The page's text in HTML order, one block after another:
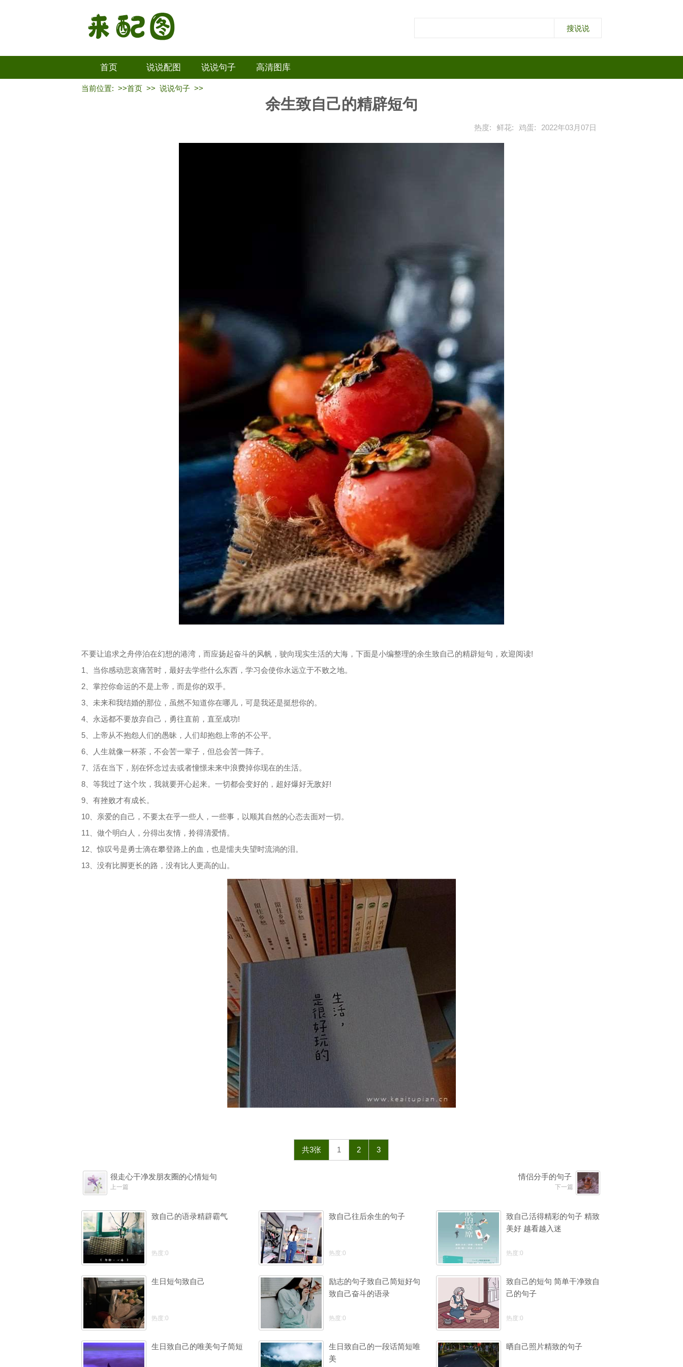
首页 说说配图 说说句子 高清图库
当前位置: >>首页 >> 说说句子 >>
余生致自己的精辟短句
热度: 鲜花: 鸡蛋: 2022年03月07日
不要让追求之舟停泊在幻想的港湾，而应扬起奋斗的风帆，驶向现实生活的大海，下面是小编整理的余生致自己的精辟短句，欢迎阅读!
1、当你感动悲哀痛苦时，最好去学些什么东西，学习会使你永远立于不败之地。
2、掌控你命运的不是上帝，而是你的双手。
3、未来和我结婚的那位，虽然不知道你在哪儿，可是我还是挺想你的。
4、永远都不要放弃自己，勇往直前，直至成功!
5、上帝从不抱怨人们的愚昧，人们却抱怨上帝的不公平。
6、人生就像一杯茶，不会苦一辈子，但总会苦一阵子。
7、活在当下，别在怀念过去或者憧憬未来中浪费掉你现在的生活。
8、等我过了这个坎，我就要开心起来。一切都会变好的，超好爆好无敌好!
9、有挫败才有成长。
10、亲爱的自己，不要太在乎一些人，一些事，以顺其自然的心态去面对一切。
11、做个明白人，分得出友情，拎得清爱情。
12、惊叹号是勇士滴在攀登路上的血，也是懦夫失望时流淌的泪。
13、没有比脚更长的路，没有比人更高的山。
共3张 1 2 3
很走心干净发朋友圈的心情短句
上一篇
情侣分手的句子
下一篇
致自己的语录精辟霸气
热度:0
致自己往后余生的句子
热度:0
致自己活得精彩的句子 精致
美好 越看越入迷
热度:0
生日短句致自己
热度:0
励志的句子致自己简短好句
致自己奋斗的语录
热度:0
致自己的短句 简单干净致自
己的句子
热度:0
生日致自己的唯美句子简短
生日致自己的一段话简短唯
美
晒自己照片精致的句子